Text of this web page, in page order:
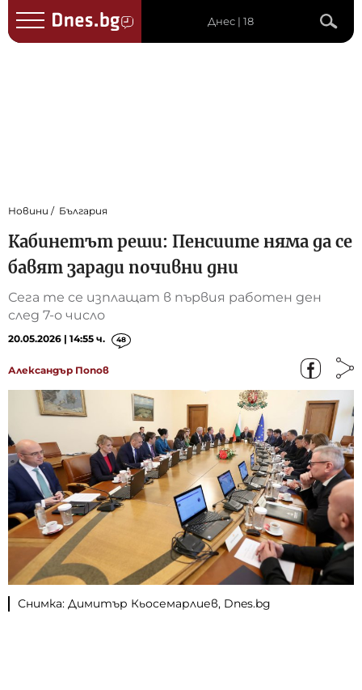
Днес | 18
Новини България
Кабинетът реши: Пенсиите няма да се
бавят заради почивни дни
Сега те се изплащат в първия работен ден
след 7-о число
20.05.2026 | 14:55 ч. 48
Александър Попов
Снимка: Димитър Кьосемарлиев, Dnes.bg